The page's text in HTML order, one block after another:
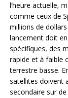
l’heure actuelle,
comme ceux de
millions de
lancement doit
spécifiques, des
rapide et à faible
terrestre basse.
satellites doivent
secondaire sur